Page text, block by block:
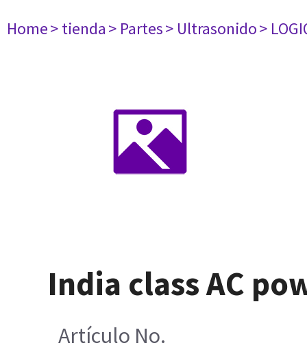
Home> tienda> Partes> Ultrasonido>
India class AC
Artículo No.